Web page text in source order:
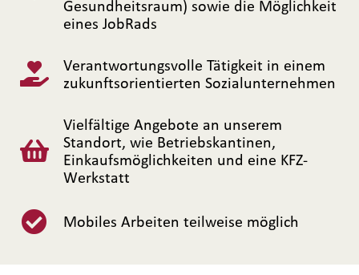
Gesundheitsraum) sowie die Möglichkeit
eines JobRads
Verantwortungsvolle Tätigkeit in einem
zukunftsorientierten Sozialunternehmen
Vielfältige Angebote an unserem
Standort, wie Betriebskantinen,
Einkaufsmöglichkeiten und eine KFZ-
Werkstatt
Mobiles Arbeiten teilweise möglich